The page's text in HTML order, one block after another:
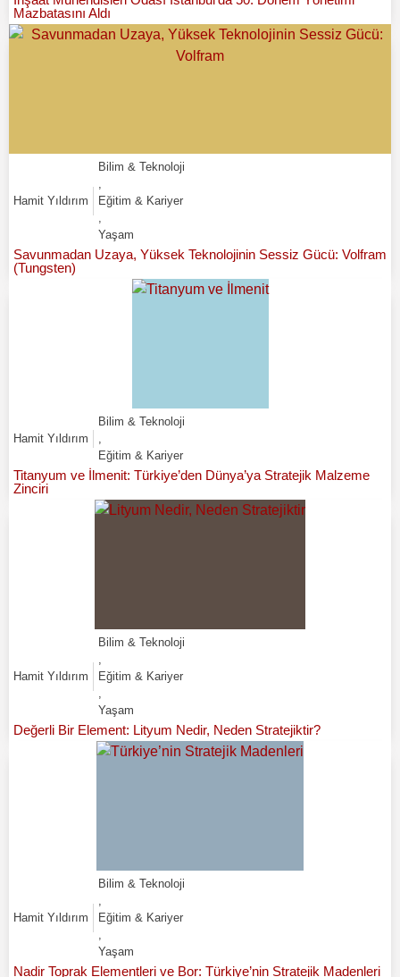
Mazbatasını Aldı
Hamit Yıldırım
Bilim & Teknoloji
,
Eğitim & Kariyer
,
Yaşam
Savunmadan Uzaya, Yüksek Teknolojinin Sessiz Gücü: Volfram
(Tungsten)
Hamit Yıldırım
Bilim & Teknoloji
,
Eğitim & Kariyer
Titanyum ve İlmenit: Türkiye’den Dünya’ya Stratejik Malzeme
Zinciri
Hamit Yıldırım
Bilim & Teknoloji
,
Eğitim & Kariyer
,
Yaşam
Değerli Bir Element: Lityum Nedir, Neden Stratejiktir?
Hamit Yıldırım
Bilim & Teknoloji
,
Eğitim & Kariyer
,
Yaşam
Nadir Toprak Elementleri ve Bor: Türkiye’nin Stratejik Madenleri